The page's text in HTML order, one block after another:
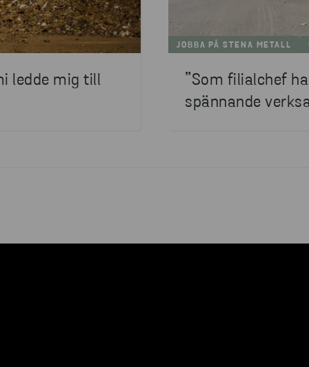
ledde mig till
JOBBA PÅ STENA METALL
”Som filialchef
spännande